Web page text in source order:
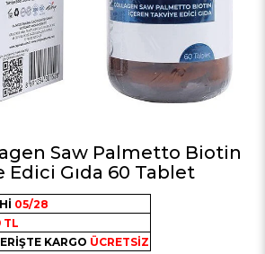
Saw Palmetto Biotin
Edici Gıda 60 Tablet
05/28
TL
KARGO ÜCRETSİZ